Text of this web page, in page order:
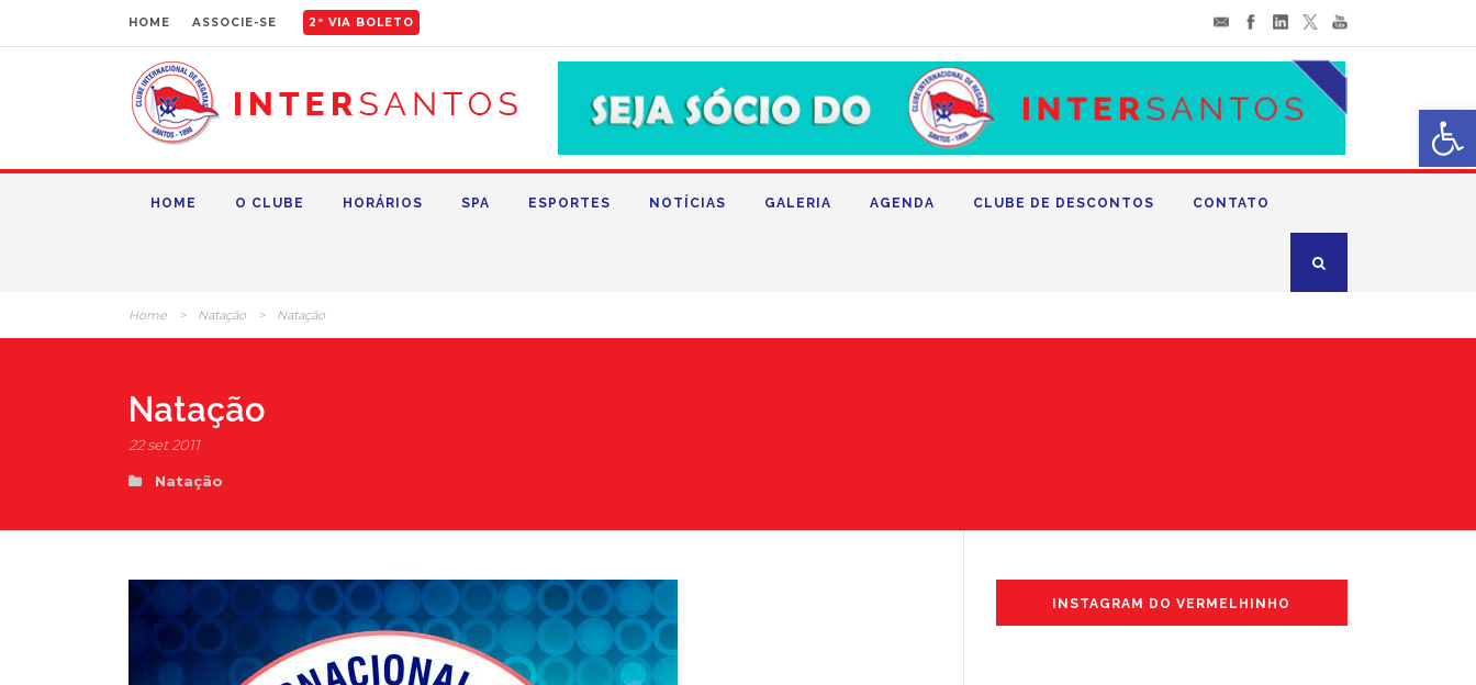
HOME ASSOCIE-SE 2ª VIA BOLETO
HOME O CLUBE HORÁRIOS SPA ESPORTES NOTÍCIAS GALERIA AGENDA CLUBE DE DESCONTOS CONTATO
Home > Natação > Natação
Natação
22 set 2011
Natação
INSTAGRAM DO VERMELHINHO
Abrir